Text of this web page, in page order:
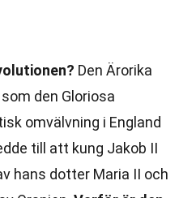
Den Ärorika
den Gloriosa
omvälvning i England
till att kung Jakob II
hans dotter Maria II och